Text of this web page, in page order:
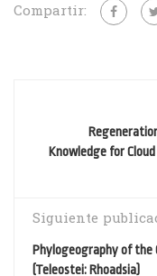
Compartir:
Knowledge for
Siguiente
Phylogeography of the
(Teleostei: Rhoadsia)